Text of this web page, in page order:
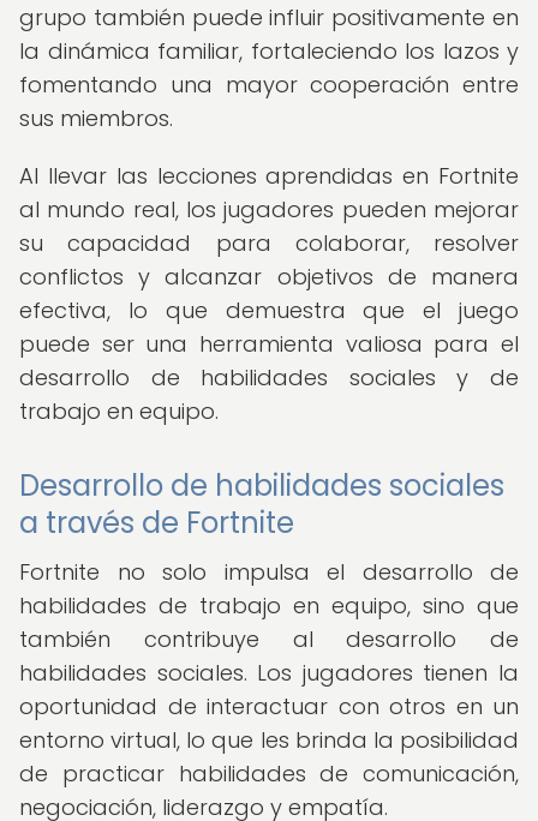
grupo también puede influir positivamente en
la dinámica familiar, fortaleciendo los lazos y
fomentando una mayor cooperación entre
sus miembros.
Al llevar las lecciones aprendidas en Fortnite
al mundo real, los jugadores pueden mejorar
su capacidad para colaborar, resolver
conflictos y alcanzar objetivos de manera
efectiva, lo que demuestra que el juego
puede ser una herramienta valiosa para el
desarrollo de habilidades sociales y de
trabajo en equipo.
Desarrollo de habilidades sociales
a través de Fortnite
Fortnite no solo impulsa el desarrollo de
habilidades de trabajo en equipo, sino que
también contribuye al desarrollo de
habilidades sociales. Los jugadores tienen la
oportunidad de interactuar con otros en un
entorno virtual, lo que les brinda la posibilidad
de practicar habilidades de comunicación,
negociación, liderazgo y empatía.